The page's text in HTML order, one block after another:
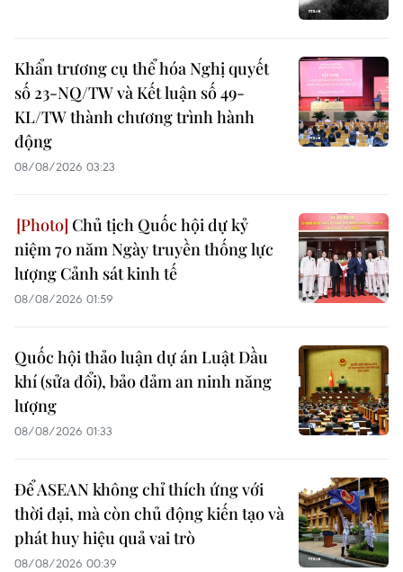
Khẩn trương cụ thể hóa Nghị quyết
số 23-NQ/TW và Kết luận số 49-
KL/TW thành chương trình hành
động
08/08/2026 03:23
Chủ tịch Quốc hội dự kỷ
niệm 70 năm Ngày truyền thống lực
lượng Cảnh sát kinh tế
08/08/2026 01:59
Quốc hội thảo luận dự án Luật Dầu
khí (sửa đổi), bảo đảm an ninh năng
lượng
08/08/2026 01:33
Để ASEAN không chỉ thích ứng với
thời đại, mà còn chủ động kiến tạo và
phát huy hiệu quả vai trò
08/08/2026 00:39